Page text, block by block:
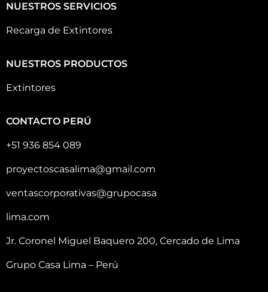
NUESTROS SERVICIOS
Recarga de Extintores
NUESTROS PRODUCTOS
Extintores
CONTACTO PERÚ
+51 936 854 089
proyectoscasalima@gmail.com
ventascorporativas@grupocasa
lima.com
Jr. Coronel Miguel Baquero 200, Cercado de Lima
Grupo Casa Lima – Perú